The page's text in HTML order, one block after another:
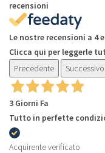
recensioni
Le nostre recensioni a 4
Clicca qui per leggerle
Precedente
Successivo
3 Giorni Fa
Tutto in perfette
Acquirente verificato